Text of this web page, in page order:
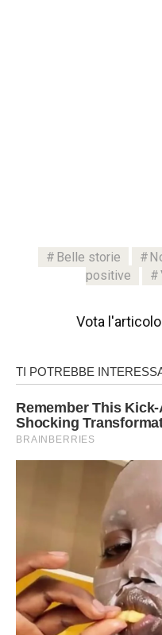
Belle storie
positive
Vota l'articolo